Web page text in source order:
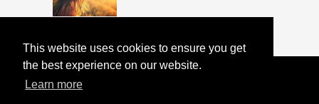
This website uses cookies to ensure you get
the best experience on our website.
Learn more
HTTPS://LIFESTYLEMED.NET